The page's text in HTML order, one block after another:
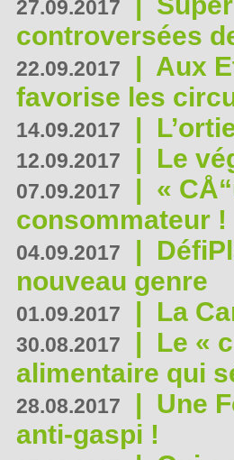
27.09.2017
controversées
22.09.2017 | Aux
favorise les
14.09.2017 |
12.09.2017 | Le
07.09.2017 | «
consommateur !
04.09.2017 |
nouveau genre
01.09.2017 | La
30.08.2017 | Le «
alimentaire qui
28.08.2017 | Une
anti-gaspi !